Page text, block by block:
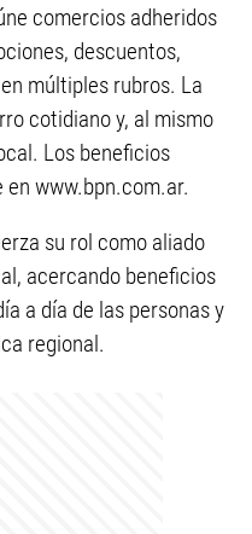
comercios adheridos
descuentos,
múltiples rubros. La
cotidiano y, al mismo
Los beneficios
www.bpn.com.ar.
su rol como aliado
acercando beneficios
a día de las personas y
regional.